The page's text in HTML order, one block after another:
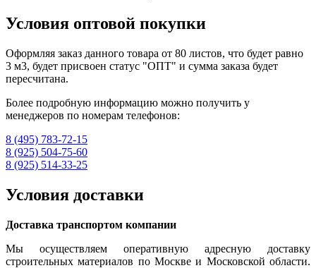
Условия оптовой покупки
Оформляя заказ данного товара от 80 листов, что будет равно
3 м3, будет присвоен статус "ОПТ" и сумма заказа будет
пересчитана.
Более подробную информацию можно получить у
менеджеров по номерам телефонов:
8 (495) 783-72-15
8 (925) 504-75-60
8 (925) 514-33-25
Условия доставки
Доставка транспортом компании
Мы осуществляем оперативную адресную доставку
строительных материалов по Москве и Московской области.